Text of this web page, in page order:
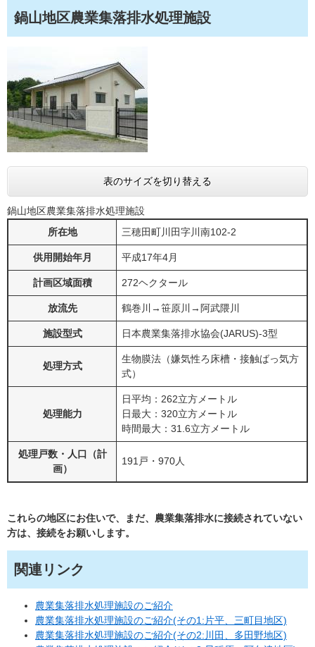
鍋山地区農業集落排水処理施設
表のサイズを切り替える
鍋山地区農業集落排水処理施設
所在地
三穂田町川田字川南102-2
供用開始年月 平成17年4月
計画区域面積 272ヘクタール
放流先 鶴巻川→笹原川→阿武隈川
施設型式 日本農業集落排水協会(JARUS)-3型
処理方式
生物膜法（嫌気性ろ床槽・接触ばっ気方
式）
処理能力
日平均：262立方メートル
日最大：320立方メートル
時間最大：31.6立方メートル
処理戸数・人口（計
画）
191戸・970人
これらの地区にお住いで、まだ、農業集落排水に接続されていない
方は、接続をお願いします。
関連リンク
農業集落排水処理施設のご紹介
農業集落排水処理施設のご紹介(その1:片平、三町目地区)
農業集落排水処理施設のご紹介(その2:川田、多田野地区)